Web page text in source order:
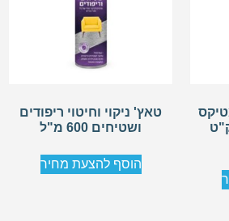
מק"ט
טאץ' ניקוי וחיטוי ריפודים
ושטיחים 600 מ"ל
הוסף להצעת מחיר